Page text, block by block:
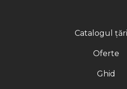
Catalogul
Oferte
Ghid